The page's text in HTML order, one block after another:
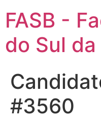
FASB -
do Sul da
#3560